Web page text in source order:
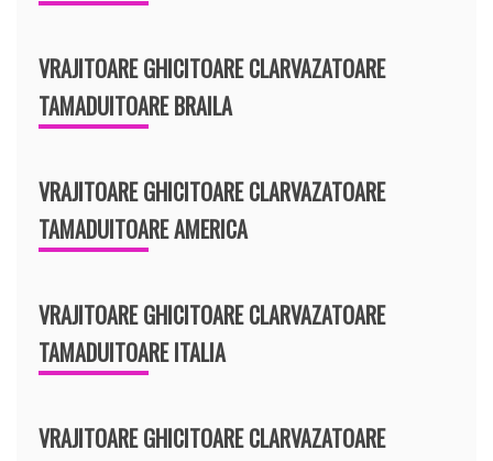
VRAJITOARE GHICITOARE CLARVAZATOARE
TAMADUITOARE BRAILA
VRAJITOARE GHICITOARE CLARVAZATOARE
TAMADUITOARE AMERICA
VRAJITOARE GHICITOARE CLARVAZATOARE
TAMADUITOARE ITALIA
VRAJITOARE GHICITOARE CLARVAZATOARE